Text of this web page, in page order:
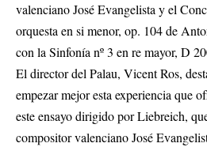
valenciano José Evangelista y el
orquesta en si menor, op. 104 de
con la Sinfonía nº 3 en re mayor, D
El director del Palau, Vicent Ros,
empezar mejor esta experiencia que
este ensayo dirigido por Liebreich,
compositor valenciano José